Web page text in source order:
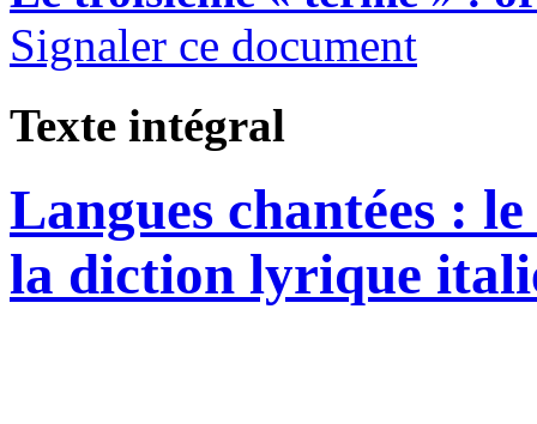
Signaler ce document
Texte intégral
Langues chantées :
la diction lyrique